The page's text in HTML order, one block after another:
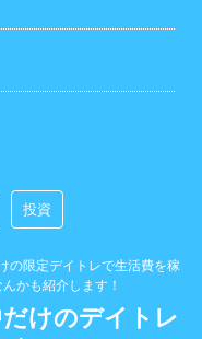
投資
の限定デイトレで生活費を稼
かも紹介します！
けのデイトレ